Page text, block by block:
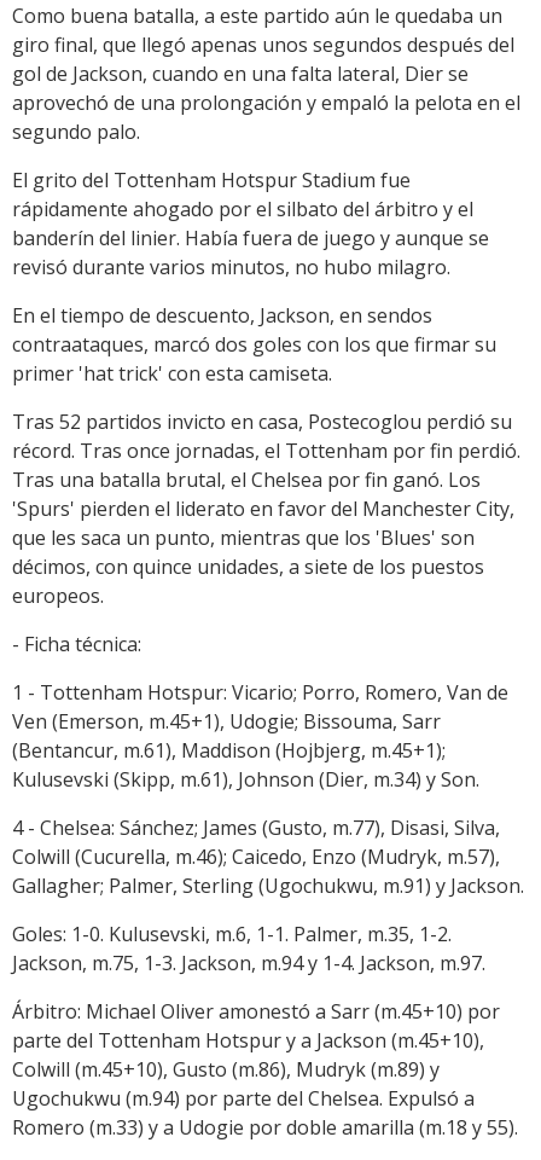
Como buena batalla, a este partido aún le quedaba un
giro final, que llegó apenas unos segundos después del
gol de Jackson, cuando en una falta lateral, Dier se
aprovechó de una prolongación y empaló la pelota en el
segundo palo.
El grito del Tottenham Hotspur Stadium fue
rápidamente ahogado por el silbato del árbitro y el
banderín del linier. Había fuera de juego y aunque se
revisó durante varios minutos, no hubo milagro.
En el tiempo de descuento, Jackson, en sendos
contraataques, marcó dos goles con los que firmar su
primer 'hat trick' con esta camiseta.
Tras 52 partidos invicto en casa, Postecoglou perdió su
récord. Tras once jornadas, el Tottenham por fin perdió.
Tras una batalla brutal, el Chelsea por fin ganó. Los
'Spurs' pierden el liderato en favor del Manchester City,
que les saca un punto, mientras que los 'Blues' son
décimos, con quince unidades, a siete de los puestos
europeos.
- Ficha técnica:
1 - Tottenham Hotspur: Vicario; Porro, Romero, Van de
Ven (Emerson, m.45+1), Udogie; Bissouma, Sarr
(Bentancur, m.61), Maddison (Hojbjerg, m.45+1);
Kulusevski (Skipp, m.61), Johnson (Dier, m.34) y Son.
4 - Chelsea: Sánchez; James (Gusto, m.77), Disasi, Silva,
Colwill (Cucurella, m.46); Caicedo, Enzo (Mudryk, m.57),
Gallagher; Palmer, Sterling (Ugochukwu, m.91) y Jackson.
Goles: 1-0. Kulusevski, m.6, 1-1. Palmer, m.35, 1-2.
Jackson, m.75, 1-3. Jackson, m.94 y 1-4. Jackson, m.97.
Árbitro: Michael Oliver amonestó a Sarr (m.45+10) por
parte del Tottenham Hotspur y a Jackson (m.45+10),
Colwill (m.45+10), Gusto (m.86), Mudryk (m.89) y
Ugochukwu (m.94) por parte del Chelsea. Expulsó a
Romero (m.33) y a Udogie por doble amarilla (m.18 y 55).